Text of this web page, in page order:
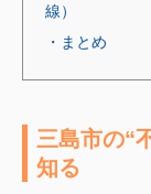
線）
・まとめ
三島市の“
知る